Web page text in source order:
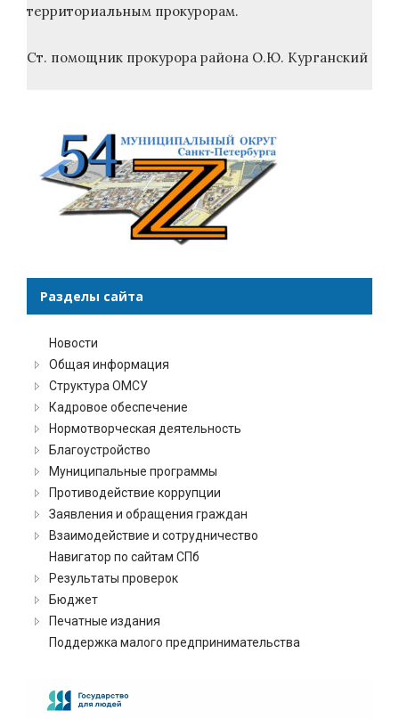
территориальным прокурорам.
Ст. помощник прокурора района О.Ю. Курганский
Разделы сайта
Новости
Общая информация
Структура ОМСУ
Кадровое обеспечение
Нормотворческая деятельность
Благоустройство
Муниципальные программы
Противодействие коррупции
Заявления и обращения граждан
Взаимодействие и сотрудничество
Навигатор по сайтам СПб
Результаты проверок
Бюджет
Печатные издания
Поддержка малого предпринимательства